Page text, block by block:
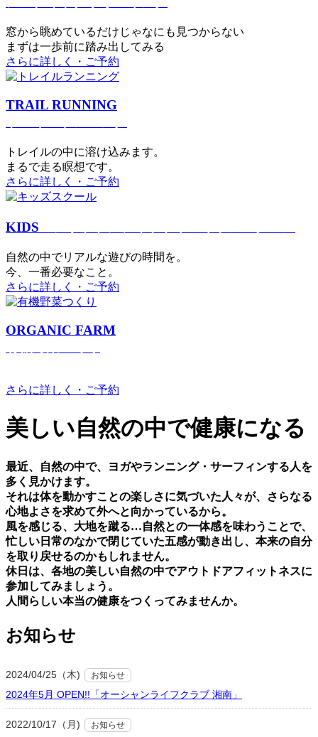
窓から眺めているだけじゃなにも見つからない
まずは一歩前に踏み出してみる
さらに詳しく・ご予約
TRAIL RUNNING
トレイルの中に溶け込みます。
まるで⾛る瞑想です。
さらに詳しく・ご予約
KIDS
⾃然の中でリアルな遊びの時間を。
今、⼀番必要なこと。
さらに詳しく・ご予約
ORGANIC FARM
さらに詳しく・ご予約
美しい⾃然の中で健康になる
最近、⾃然の中で、ヨガやランニング・サーフィンする⼈を
多く⾒かけます。
それは体を動かすことの楽しさに気づいた⼈々が、さらなる
⼼地よさを求めて外へと向かっているから。
⾵を感じる、⼤地を蹴る…⾃然との⼀体感を味わうことで、
忙しい⽇常のなかで閉じていた五感が動き出し、本来の⾃分
を取り戻せるのかもしれません。
休⽇は、各地の美しい⾃然の中でアウトドアフィットネスに
参加してみましょう。
⼈間らしい本当の健康をつくってみませんか。
お知らせ
2024/04/25（木) お知らせ
2024年5月 OPEN!!「オーシャンライフクラブ 湘南」
2022/10/17（月) お知らせ